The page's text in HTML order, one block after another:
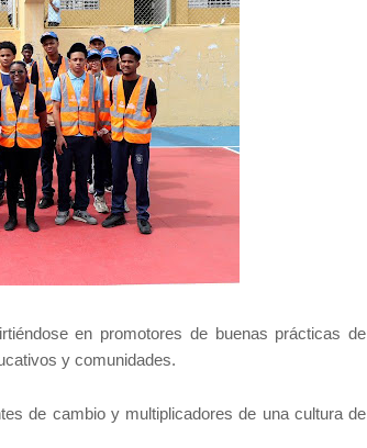
en promotores de buenas prácticas de
y comunidades.
de cambio y multiplicadores de una cultura de